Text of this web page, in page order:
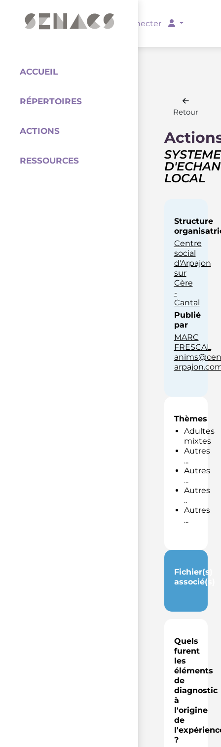
Se connecter
ACCUEIL
RÉPERTOIRES
ACTIONS
RESSOURCES
Retour
SYSTEME
LOCAL
Structure
Centre
social
d'Arpajon
sur
Cère
-
Cantal
Publié
par
MARC
FRESCAL
Thèmes
Adultes
mixtes
Autres
...
Autres
...
Autres
..
Autres
...
Fichier(s)
associé(s)
Quels
furent
les
éléments
de
diagnostic
à
l'origine
de
?